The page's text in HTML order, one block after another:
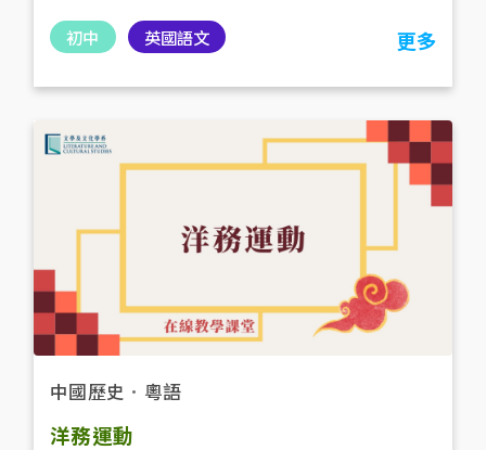
初中 英國語文 更多
中國歷史 ． 粵語
洋務運動